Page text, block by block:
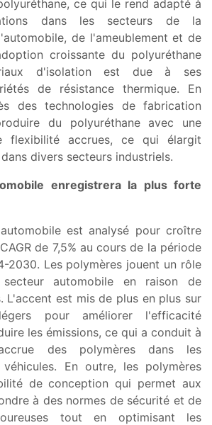
ce qui le rend adapté à
dans les secteurs de la
de l'ameublement et de
croissante du polyuréthane
d'isolation est due à ses
de résistance thermique. En
des technologies de fabrication
du polyuréthane avec une
flexibilité accrues, ce qui élargit
divers secteurs industriels.
enregistrera la plus forte
est analysé pour croître
de 7,5% au cours de la période
2030. Les polymères jouent un rôle
automobile en raison de
L'accent est mis de plus en plus sur
pour améliorer l'efficacité
les émissions, ce qui a conduit à
des polymères dans les
En outre, les polymères
de conception qui permet aux
à des normes de sécurité et de
tout en optimisant les